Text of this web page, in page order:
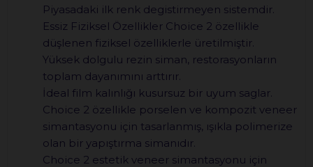
Piyasadaki ilk renk degistirmeyen sistemdir.
Essiz Fiziksel Özellikler Choice 2 özellikle
düşlenen fiziksel özelliklerle üretilmiştir.
Yüksek dolgulu rezin siman, restorasyonların
toplam dayanımını arttırır.
İdeal film kalınlığı kusursuz bir uyum saglar.
Choice 2 özellikle porselen ve kompozit veneer
simantasyonu için tasarlanmış, ışıkla polimerize
olan bir yapıştırma simanıdır.
Choice 2 estetik veneer simantasyonu için